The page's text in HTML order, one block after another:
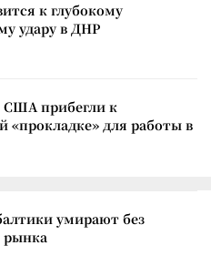
к глубокому
удару в ДНР
прибегли к
«прокладке» для работы в
умирают без
рынка